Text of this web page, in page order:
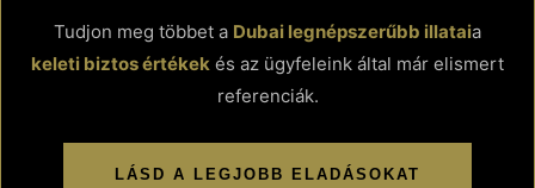
Tudjon meg többet a Dubai legnépszerűbb illataia
keleti biztos értékek és az ügyfeleink által már elismert
referenciák.
LÁSD A LEGJOBB ELADÁSOKAT